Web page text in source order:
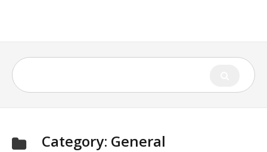
Category: General